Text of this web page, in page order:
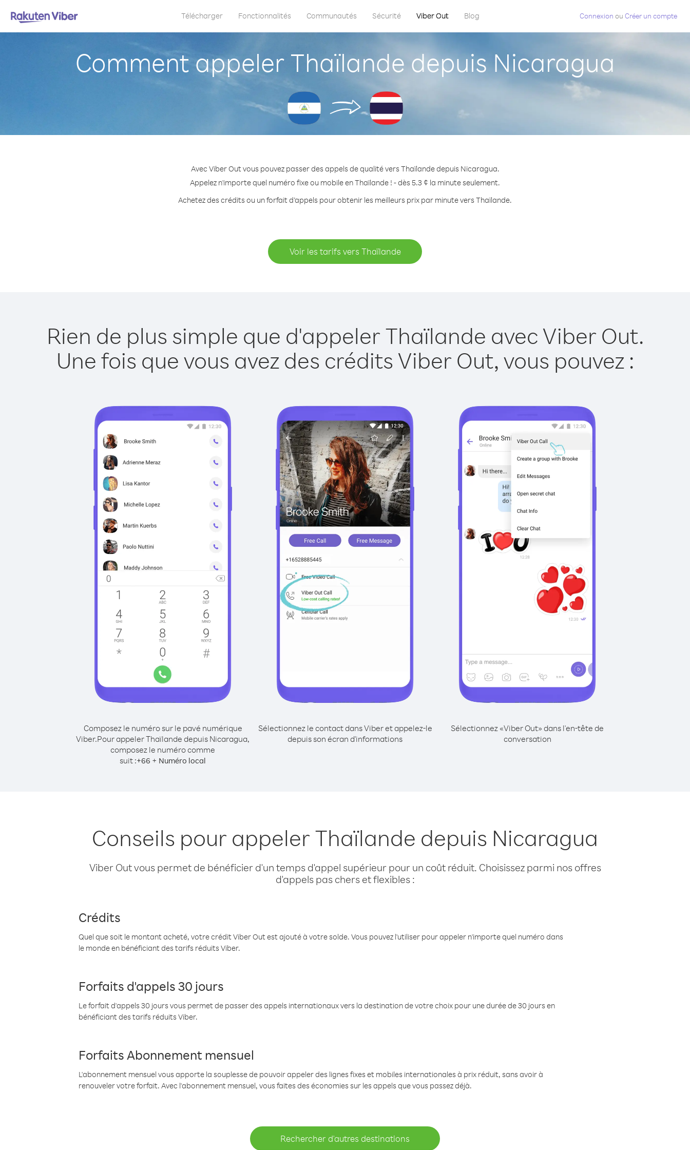
Télécharger Fonctionnalités Communautés Sécurité Viber Out Blog Connexion ou Créer un compte
Comment appeler Thaïlande depuis Nicaragua
Avec Viber Out vous pouvez passer des appels de qualité vers Thaïlande depuis Nicaragua.
Appelez n'importe quel numéro fixe ou mobile en Thaïlande ! - dès 5.3 ¢ la minute seulement.
Achetez des crédits ou un forfait d’appels pour obtenir les meilleurs prix par minute vers Thaïlande.
Voir les tarifs vers Thaïlande
Rien de plus simple que d'appeler Thaïlande avec Viber Out.
Une fois que vous avez des crédits Viber Out, vous pouvez :
Composez le numéro sur le pavé numérique
Viber.Pour appeler Thaïlande depuis Nicaragua,
composez le numéro comme
suit :+66 + Numéro local
Sélectionnez le contact dans Viber et appelez-le
depuis son écran d'informations
Sélectionnez «Viber Out» dans l'en-tête de
conversation
Conseils pour appeler Thaïlande depuis Nicaragua
Viber Out vous permet de bénéficier d'un temps d'appel supérieur pour un coût réduit. Choisissez parmi nos offres
d'appels pas chers et flexibles :
Crédits
Quel que soit le montant acheté, votre crédit Viber Out est ajouté à votre solde. Vous pouvez l'utiliser pour appeler n'importe quel numéro dans
le monde en bénéficiant des tarifs réduits Viber.
Forfaits d'appels 30 jours
Le forfait d'appels 30 jours vous permet de passer des appels internationaux vers la destination de votre choix pour une durée de 30 jours en
bénéficiant des tarifs réduits Viber.
Forfaits Abonnement mensuel
L'abonnement mensuel vous apporte la souplesse de pouvoir appeler des lignes fixes et mobiles internationales à prix réduit, sans avoir à
renouveler votre forfait. Avec l'abonnement mensuel, vous faites des économies sur les appels que vous passez déjà.
Rechercher d'autres destinations